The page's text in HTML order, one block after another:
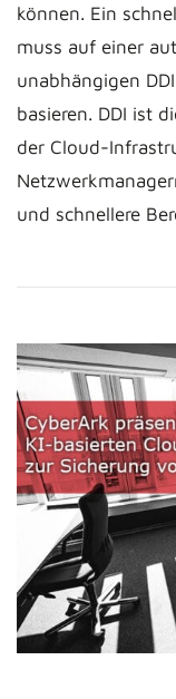
können. Ein
muss auf einer
unabhängigen
basieren. DDI ist
der Cloud-
und schnellere